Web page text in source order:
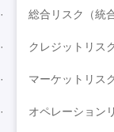
総合リスク（統
クレジットリス
マーケットリス
オペレーション